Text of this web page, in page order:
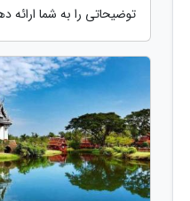
توضیحاتی را به شما ارائه